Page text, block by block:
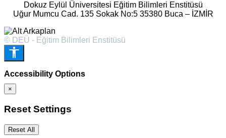
Dokuz Eylül Üniversitesi Eğitim Bilimleri Enstitüsü
Uğur Mumcu Cad. 135 Sokak No:5 35380 Buca – İZMİR
© DEÜ - Eğitim Bilimleri Enstitüsü
Accessibility Options
×
Reset Settings
Reset All